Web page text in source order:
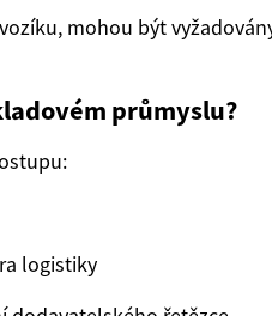
mohou být
průmyslu?
logistiky